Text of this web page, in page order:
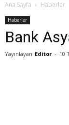
Ana Sayfa Haberler
Haberler
Bank
Yayınlayan Editor - 10